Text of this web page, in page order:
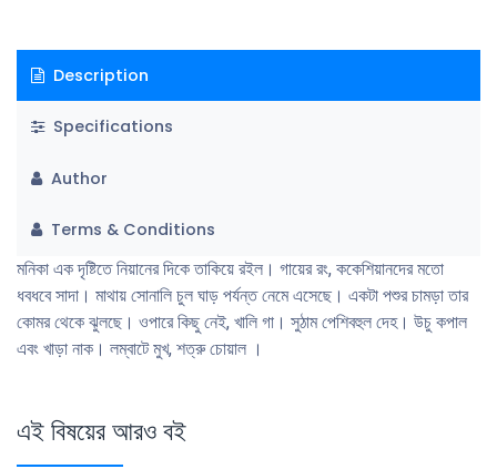
Description
Specifications
Author
Terms & Conditions
মনিকা এক দৃষ্টিতে নিয়ানের দিকে তাকিয়ে রইল। গায়ের রং, ককেশিয়ানদের মতাে
ধবধবে সাদা। মাথায় সােনালি চুল ঘাড় পর্যন্ত নেমে এসেছে। একটা পশুর চামড়া তার
কোমর থেকে ঝুলছে। ওপারে কিছু নেই, খালি গা। সুঠাম পেশিবহুল দেহ। উচু কপাল
এবং খাড়া নাক। লম্বাটে মুখ, শত্রু চোয়াল ।
এই বিষয়ের আরও বই